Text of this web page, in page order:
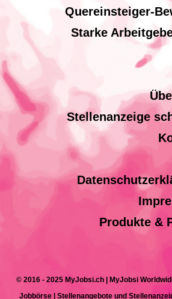
Quereinsteiger-
Starke
Stellenanzeige
Produkte &
© 2016 - 2025 MyJobsi.ch | MyJobsi
Jobbörse | Stellenangebote und